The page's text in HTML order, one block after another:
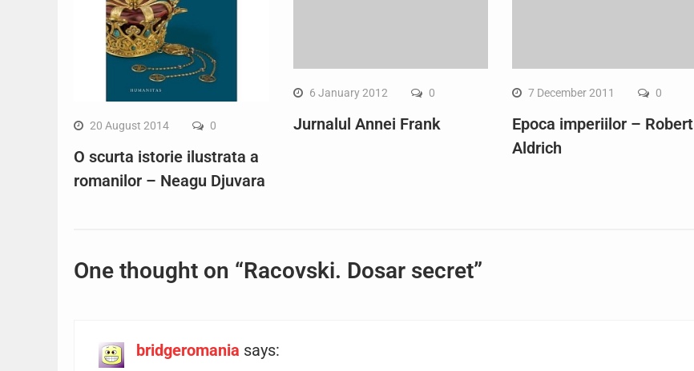
20 August 2014 0
O scurta istorie ilustrata a
romanilor – Neagu Djuvara
6 January 2012 0
Jurnalul Annei Frank
7 December 2011 0
Epoca imperiilor – Robert
Aldrich
One thought on “Racovski. Dosar secret”
bridgeromania says: